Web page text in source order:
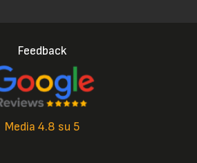
Feedback
Media 4.8 su 5